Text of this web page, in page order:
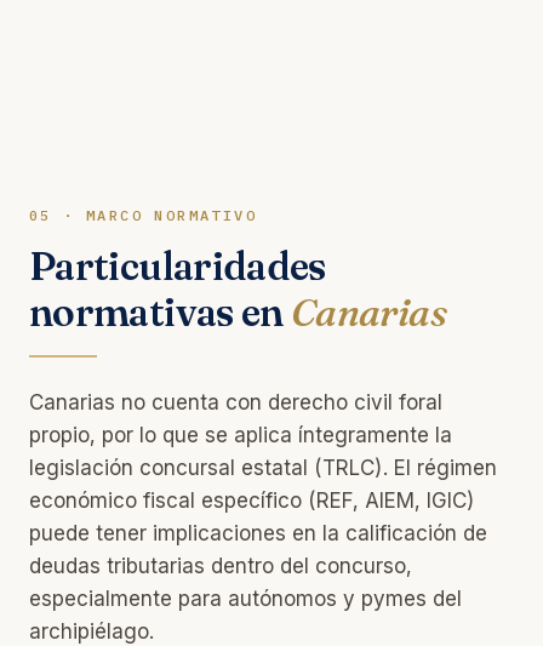
05 · MARCO NORMATIVO
Particularidades
normativas en Canarias
Canarias no cuenta con derecho civil foral
propio, por lo que se aplica íntegramente la
legislación concursal estatal (TRLC). El régimen
económico fiscal específico (REF, AIEM, IGIC)
puede tener implicaciones en la calificación de
deudas tributarias dentro del concurso,
especialmente para autónomos y pymes del
archipiélago.